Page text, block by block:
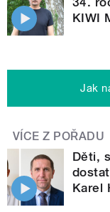
KIWI
Jak
VÍCE Z POŘADU
Děti,
Karel